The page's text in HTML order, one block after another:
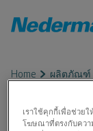
Home ผลิตภัณฑ์
เราใช้คุกกี้เพื่อช่วย
โฆษณาที่ตรงกับคว